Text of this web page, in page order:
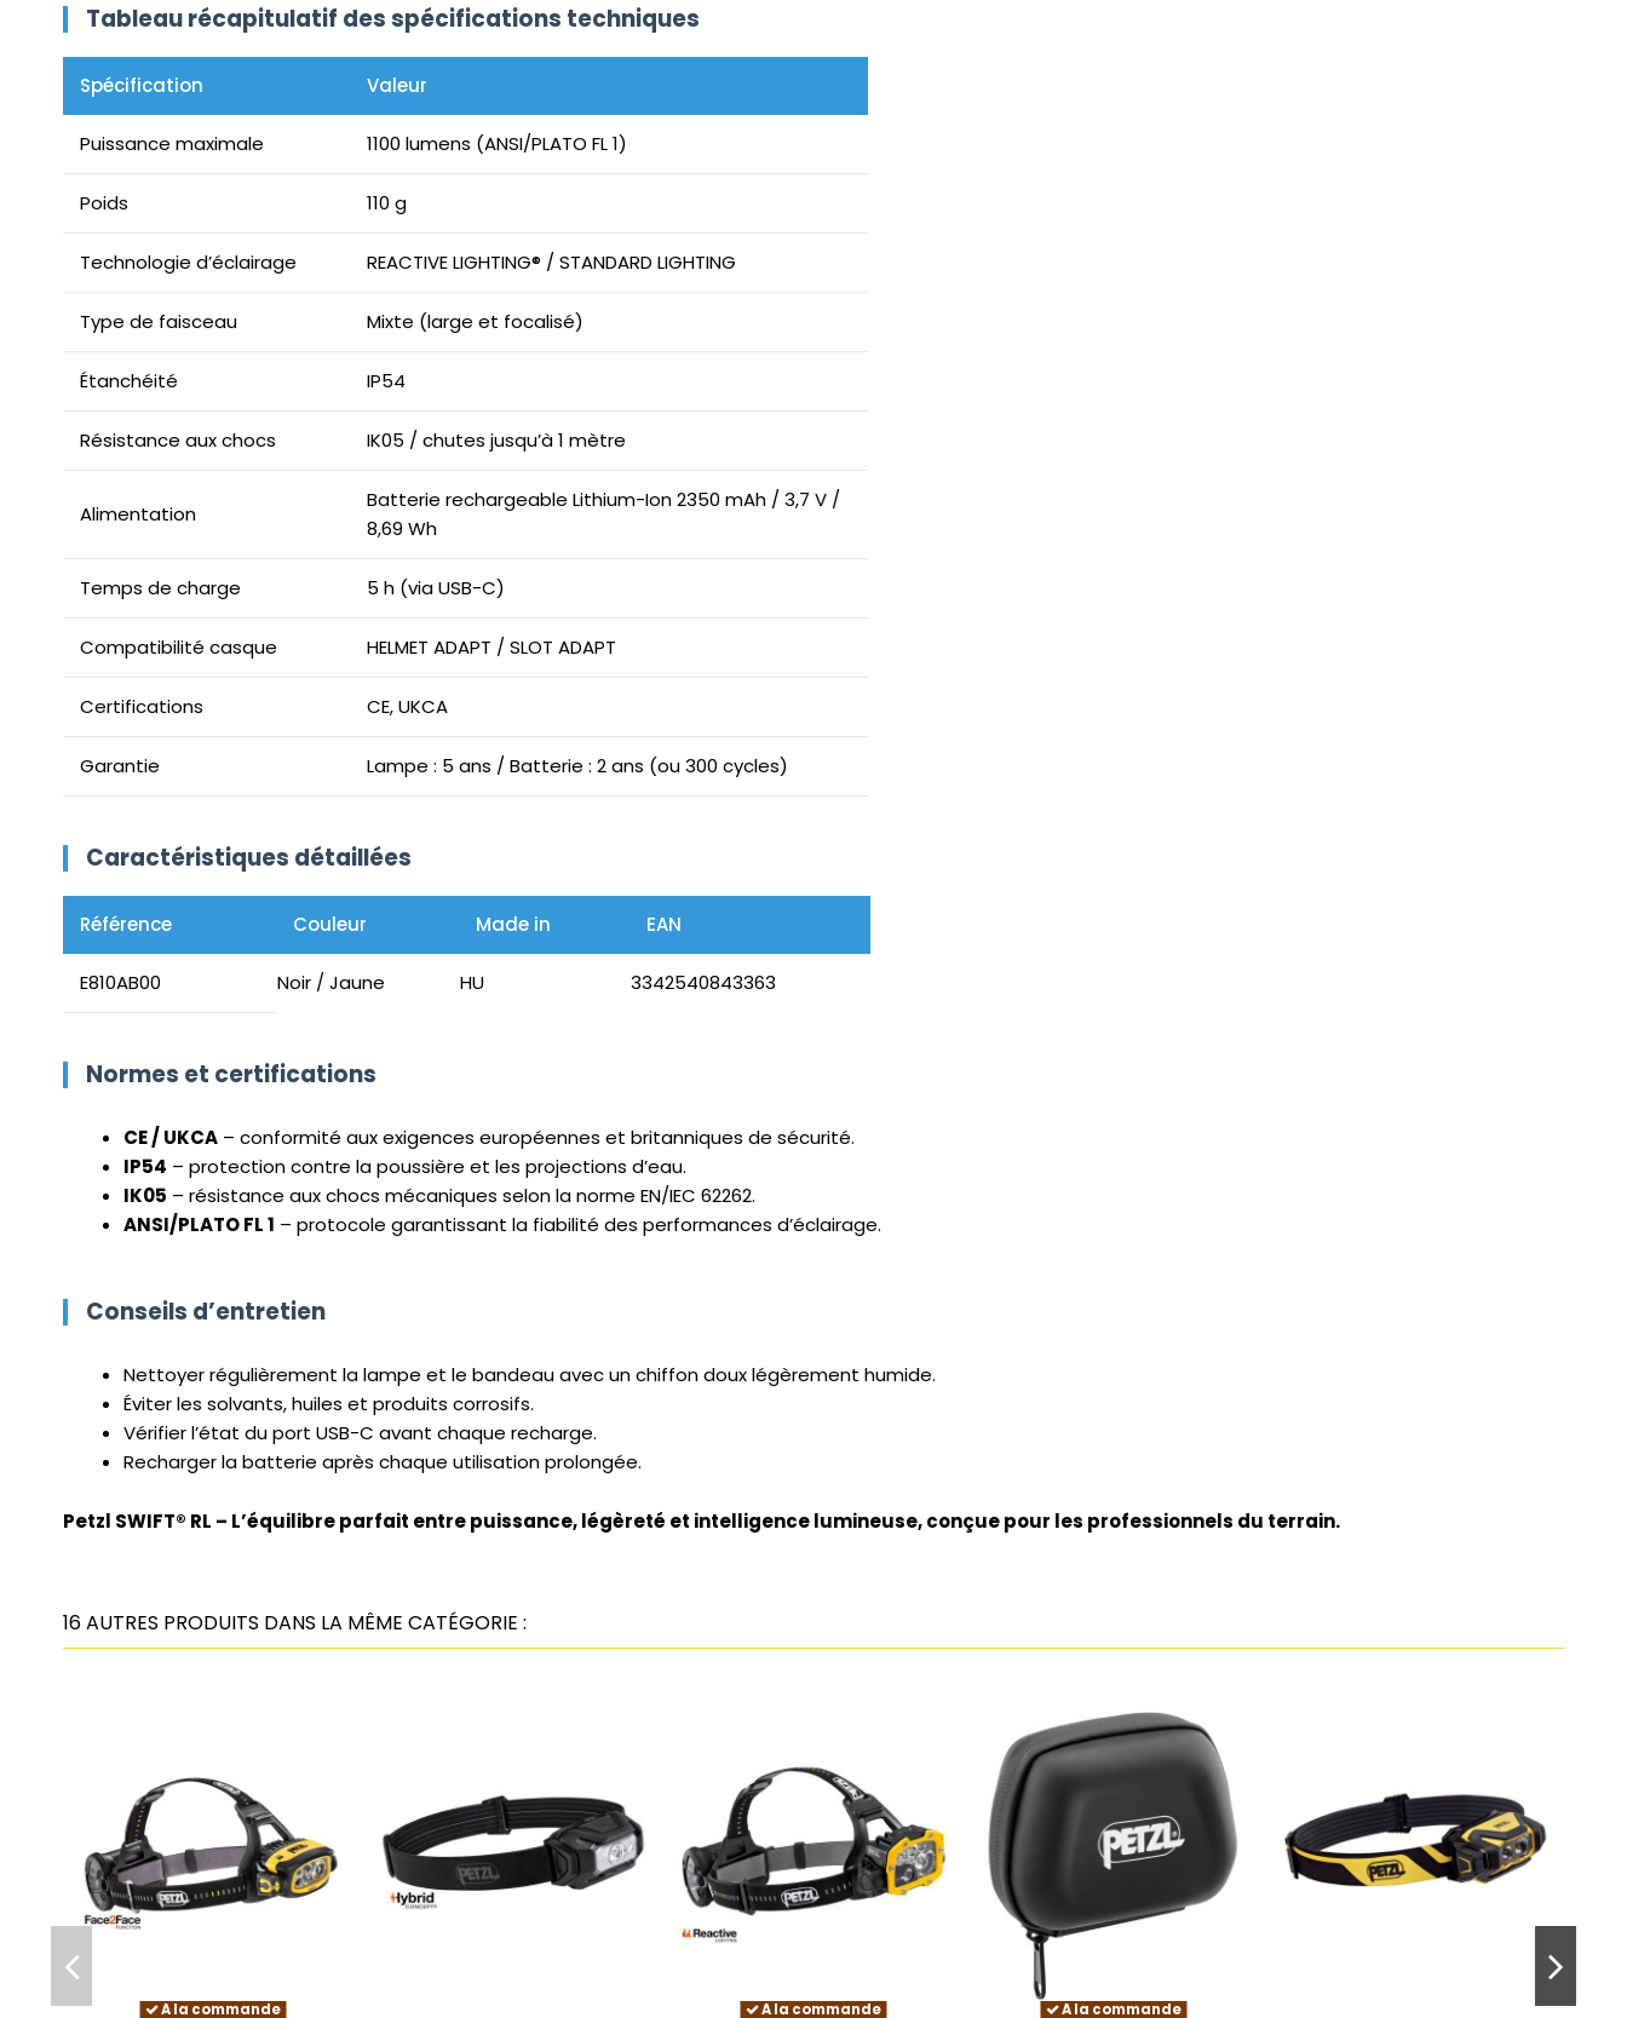
Tableau récapitulatif des spécifications techniques
Spécification Valeur
Puissance maximale 1100 lumens (ANSI/PLATO FL 1)
Poids 110 g
Technologie d’éclairage REACTIVE LIGHTING® / STANDARD LIGHTING
Type de faisceau Mixte (large et focalisé)
Étanchéité IP54
Résistance aux chocs IK05 / chutes jusqu’à 1 mètre
Alimentation
Batterie rechargeable Lithium-Ion 2350 mAh / 3,7 V /
8,69 Wh
Temps de charge 5 h (via USB-C)
Compatibilité casque HELMET ADAPT / SLOT ADAPT
Certifications CE, UKCA
Garantie Lampe : 5 ans / Batterie : 2 ans (ou 300 cycles)
Caractéristiques détaillées
Référence Couleur Made in EAN
E810AB00 Noir / Jaune HU 3342540843363
Normes et certifications
CE / UKCA – conformité aux exigences européennes et britanniques de sécurité.
IP54 – protection contre la poussière et les projections d’eau.
IK05 – résistance aux chocs mécaniques selon la norme EN/IEC 62262.
ANSI/PLATO FL 1 – protocole garantissant la fiabilité des performances d’éclairage.
Conseils d’entretien
Nettoyer régulièrement la lampe et le bandeau avec un chiffon doux légèrement humide.
Éviter les solvants, huiles et produits corrosifs.
Vérifier l’état du port USB-C avant chaque recharge.
Recharger la batterie après chaque utilisation prolongée.
Petzl SWIFT® RL – L’équilibre parfait entre puissance, légèreté et intelligence lumineuse, conçue pour les professionnels du terrain.
16 AUTRES PRODUITS DANS LA MÊME CATÉGORIE :
A la commande A la commande A la commande